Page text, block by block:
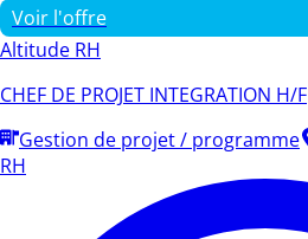
Voir l'offre
Altitude RH
CHEF DE PROJET INTEGRATION H/F
Gestion de projet / programme
RH